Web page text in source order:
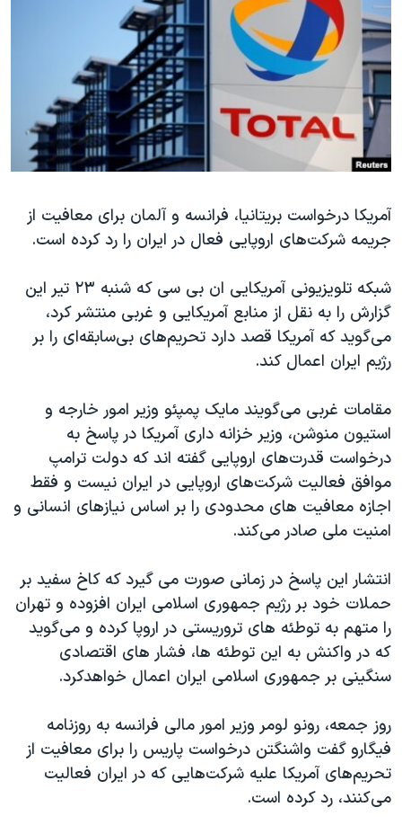
فرهنگ و زندگی
حقوق شهروندی
علم و فناوری
اسرائیل در جنگ
آرشیو پخش زنده
مستندها
انتخابات ریاست جمهوری آمریکا ۲۰۲۴
حمله جمهوری اسلامی به اسرائیل
رمز مهسا
ورزش زنان در ایران
مجموعه مستندهای دادخواهی
تریبونال مردمی آبان ۹۸
چهل سال گروگان‌گیری
قانون شفافیت دارائی کادر رهبری ایران
اعتراضات مردمی آبان ۹۸
اسرائیل در جنگ
نرگس محمدی برنده جایزه نوبل صلح
همایش محافظه‌کاران آمریکا «سی‌پک»
صفحه‌های ویژه
سفر پرزیدنت ترامپ به چین
دنبال کنید
زبانهای مختلف
آمریکا درخواست بریتانیا، فرانسه و آلمان برای معافیت از
جریمه شرکت‌های اروپایی فعال در ایران را رد کرده است.
شبکه تلویزیونی آمریکایی ان بی سی که شنبه ۲۳ تیر این
گزارش را به نقل از منابع آمریکایی و غربی منتشر کرد،
می‌گوید که آمریکا قصد دارد تحریم‌های بی‌سابقه‌ای را بر
رژیم ایران اعمال کند.
مقامات غربی می‌گویند مایک پمپئو وزیر امور خارجه و
استیون منوشن، وزیر خزانه داری آمریکا در پاسخ به
درخواست قدرت‌های اروپایی گفته اند که دولت ترامپ
موافق فعالیت شرکت‌های اروپایی در ایران نیست و فقط
اجازه معافیت های محدودی را بر اساس نیازهای انسانی و
امنیت ملی صادر می‌کند.
انتشار این پاسخ در زمانی صورت می گیرد که کاخ سفید بر
حملات خود بر رژیم جمهوری اسلامی ایران افزوده و تهران
را متهم به توطئه های تروریستی در اروپا کرده و می‌گوید
که در واکنش به این توطئه ها، فشار های اقتصادی
سنگینی بر جمهوری اسلامی ایران اعمال خواهدکرد.
روز جمعه، رونو لومر وزیر امور مالی فرانسه به روزنامه
فیگارو گفت واشنگتن درخواست پاریس را برای معافیت از
تحریم‌های آمریکا علیه شرکت‌هایی که در ایران فعالیت
می‌کنند، رد کرده است.